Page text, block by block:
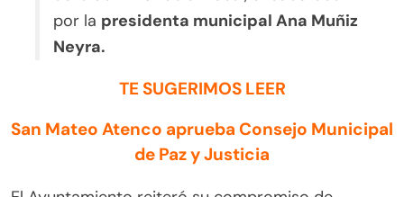
por la presidenta municipal Ana Muñiz
Neyra.
TE SUGERIMOS LEER
San Mateo Atenco aprueba Consejo Municipal
de Paz y Justicia